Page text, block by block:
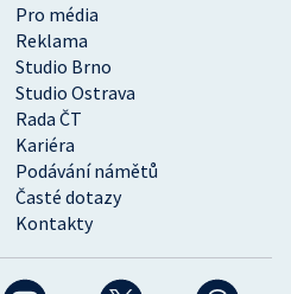
Pro média
Reklama
Studio Brno
Studio Ostrava
Rada ČT
Kariéra
Podávání námětů
Časté dotazy
Kontakty